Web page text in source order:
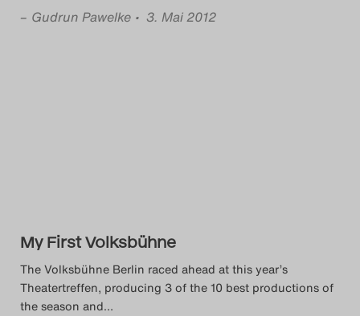
– Gudrun Pawelke • 3. Mai 2012
My First Volksbühne
The Volksbühne Berlin raced ahead at this year’s
Theatertreffen, producing 3 of the 10 best productions of
the season and…